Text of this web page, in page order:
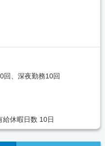
、深夜勤務10回
給休暇日数 10日